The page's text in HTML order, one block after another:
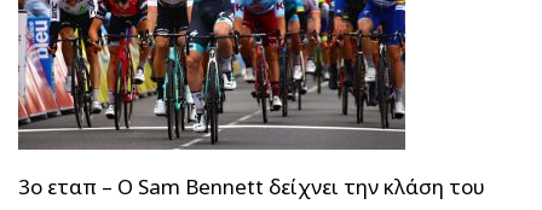
3ο εταπ – Ο Sam Bennett δείχνει την κλάση του